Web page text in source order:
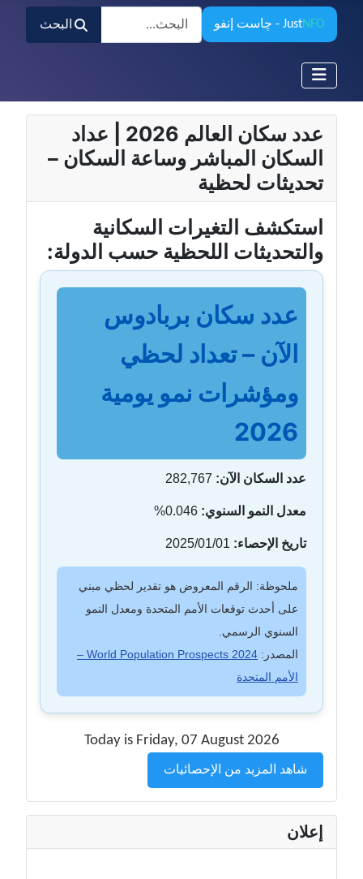
JustNFO - چاست إنفو
البحث
البحث
عدد سكان العالم 2026 | عداد
السكان المباشر وساعة السكان –
تحديثات لحظية
استكشف التغيرات السكانية
والتحديثات اللحظية حسب الدولة:
عدد سكان بربادوس
الآن – تعداد لحظي
ومؤشرات نمو يومية
2026
عدد السكان الآن: 282,767
معدل النمو السنوي:
تاريخ الإحصاء:
ملحوظة: الرقم المعروض هو تقدير لحظي مبني
على أحدث توقعات الأمم المتحدة ومعدل النمو
السنوي الرسمي.
المصدر:
World Population Prospects 2024 –
الأمم المتحدة
Today is Friday, 07 August 2026
شاهد المزيد من الإحصائيات
إعلان